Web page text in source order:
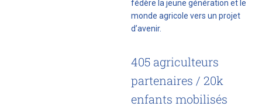
fédère la jeune génération et le
monde agricole vers un projet
d’avenir.
405 agriculteurs
partenaires / 20k
enfants mobilisés